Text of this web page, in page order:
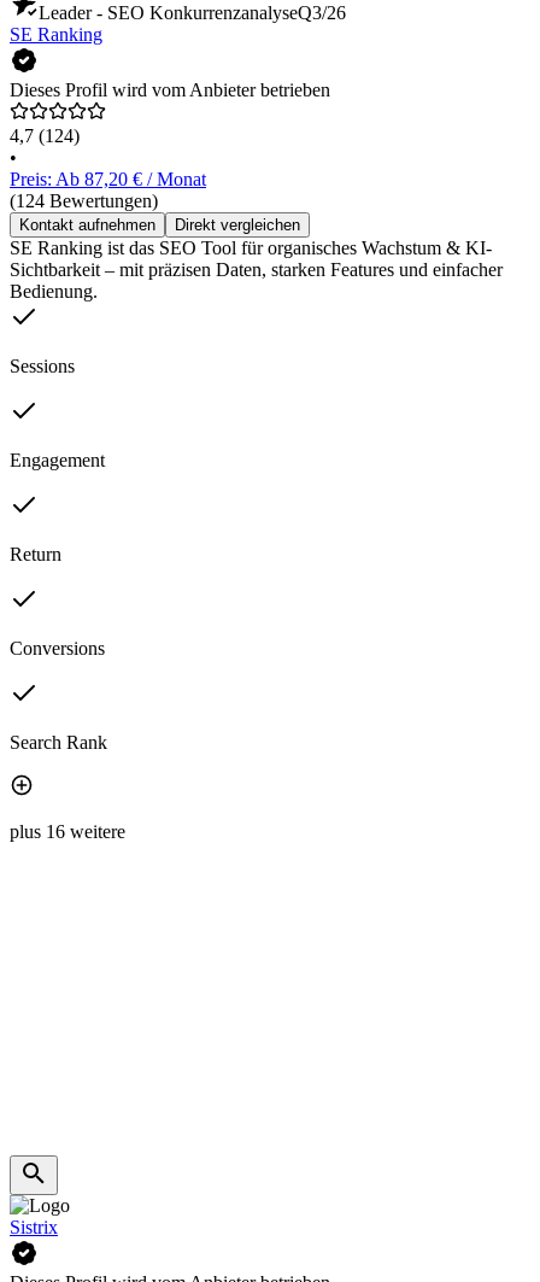
Leader - SEO KonkurrenzanalyseQ3/26
SE Ranking
Dieses Profil wird vom Anbieter betrieben
4,7 (124)
•
Preis: Ab 87,20 € / Monat
(124 Bewertungen)
Kontakt aufnehmen Direkt vergleichen
SE Ranking ist das SEO Tool für organisches Wachstum & KI-
Sichtbarkeit – mit präzisen Daten, starken Features und einfacher
Bedienung.
Sessions
Engagement
Return
Conversions
Search Rank
plus 16 weitere
Sistrix